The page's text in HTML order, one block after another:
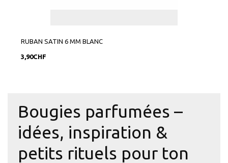
RUBAN SATIN 6 MM BLANC
3,90CHF
Bougies parfumées –
idées, inspiration &
petits rituels pour ton